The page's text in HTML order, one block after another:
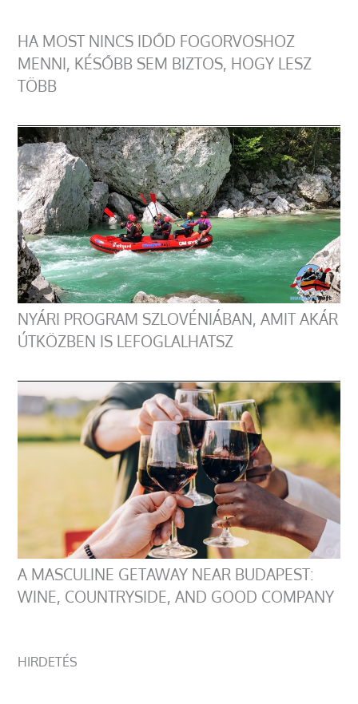
HA MOST NINCS IDŐD FOGORVOSHOZ
MENNI, KÉSŐBB SEM BIZTOS, HOGY LESZ
TÖBB
NYÁRI PROGRAM SZLOVÉNIÁBAN, AMIT AKÁR
ÚTKÖZBEN IS LEFOGLALHATSZ
A MASCULINE GETAWAY NEAR BUDAPEST:
WINE, COUNTRYSIDE, AND GOOD COMPANY
HIRDETÉS